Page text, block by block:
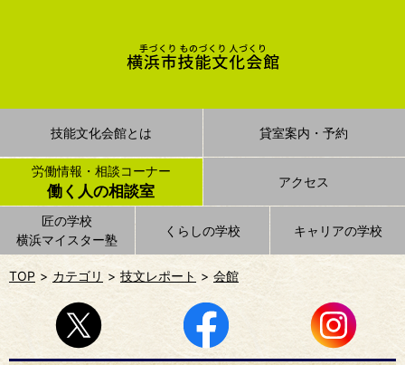
技能文化会館とは 貸室案内・予約
労働情報・相談コーナー
働く人の相談室
匠の学校
横浜マイスター塾
くらしの学校 キャリアの学校
アクセス
TOP カテゴリ 技文レポート 会館